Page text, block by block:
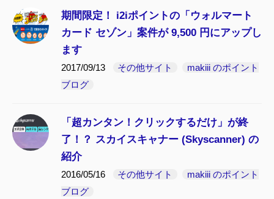
期間限定！ i2iポイントの「ウォルマート
カード セゾン」案件が 9,500 円にアップし
ます
2017/09/13 その他サイト
makiii のポイント
ブログ
「超カンタン！クリックするだけ」が終
了！？ スカイスキャナー (Skyscanner) の
紹介
2016/05/16 その他サイト
makiii のポイント
ブログ